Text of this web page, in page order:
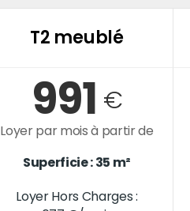
T2 meublé
991 €
Loyer par mois à partir de
Superficie : 35 m²
Loyer Hors Charges :